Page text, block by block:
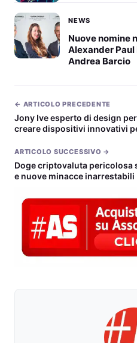
NEWS
Nuove nomine
Alexander Paul
Andrea Barcio
← ARTICOLO PRECEDENTE
Jony Ive esperto di design
creare dispositivi innovativi
ARTICOLO SUCCESSIVO →
Doge criptovaluta pericolosa
e nuove minacce inarrestabili